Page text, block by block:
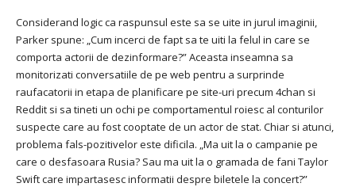
Considerand logic ca raspunsul este sa se uite in jurul imaginii,
Parker spune: „Cum incerci de fapt sa te uiti la felul in care se
comporta actorii de dezinformare?” Aceasta inseamna sa
monitorizati conversatiile de pe web pentru a surprinde
raufacatorii in etapa de planificare pe site-uri precum 4chan si
Reddit si sa tineti un ochi pe comportamentul roiesc al conturilor
suspecte care au fost cooptate de un actor de stat. Chiar si atunci,
problema fals-pozitivelor este dificila. „Ma uit la o campanie pe
care o desfasoara Rusia? Sau ma uit la o gramada de fani Taylor
Swift care impartasesc informatii despre biletele la concert?”